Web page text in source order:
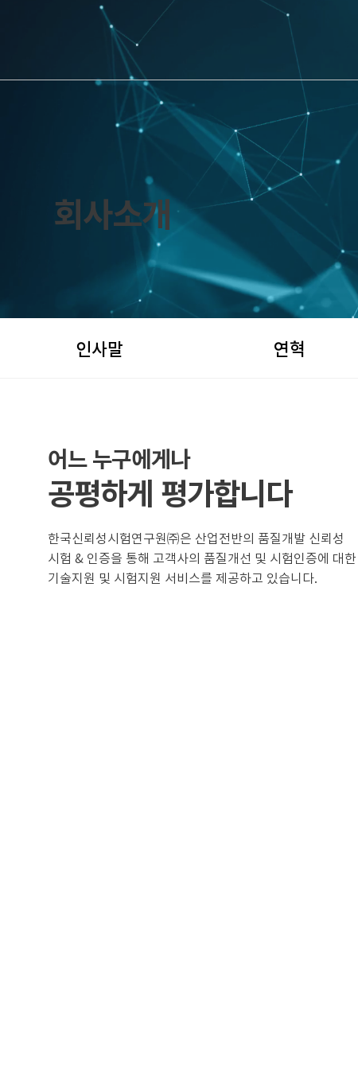
​회사소개
인사말 연혁
어느 누구에게나
공평하게 평가합니다
한국신뢰성시험연구원㈜은 산업전반의 품질개발 신뢰성
시험 & 인증을 통해 고객사의 품질개선 및 시험인증에 대한
기술지원 및 시험지원 서비스를 제공하고 있습니다.